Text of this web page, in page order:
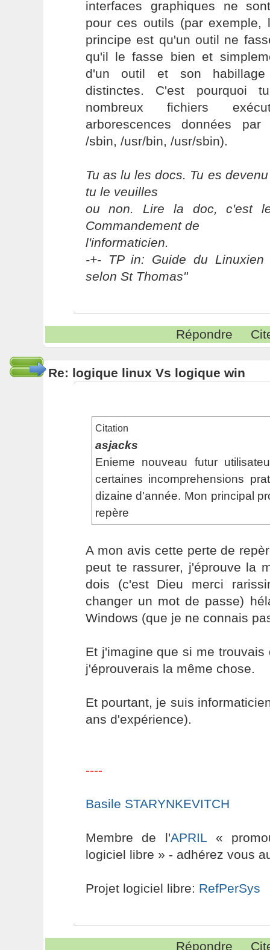
interfaces graphiques ne
pour ces outils (par exemple,
principe est qu'un outil ne
qu'il le fasse bien et
d'un outil et son
distinctes. C'est pourquoi
nombreux fichiers
arborescences données par
/sbin, /usr/bin, /usr/sbin).
Tu as lu les docs. Tu es
tu le veuilles
ou non. Lire la doc, c'est
Commandement de
l'informaticien.
-+- TP in: Guide du Linuxien
selon St Thomas"
Répondre
Re: logique linux Vs logique win
Citation
asjacks
Enieme nouveau futur
certaines incomprehensions
dizaine d'année. Mon principal
repère
A mon avis cette perte de
peut te rassurer, j'éprouve la
dois (c'est Dieu merci
changer un mot de passe)
Windows (que je ne connais
Et j'imagine que si me
j'éprouverais la même chose.
Et pourtant, je suis
ans d'expérience).
----
Basile STARYNKEVITCH
Membre de l'APRIL «
logiciel libre » - adhérez vous
Projet logiciel libre: RefPerSys
Répondre